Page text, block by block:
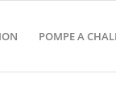
POMPE A